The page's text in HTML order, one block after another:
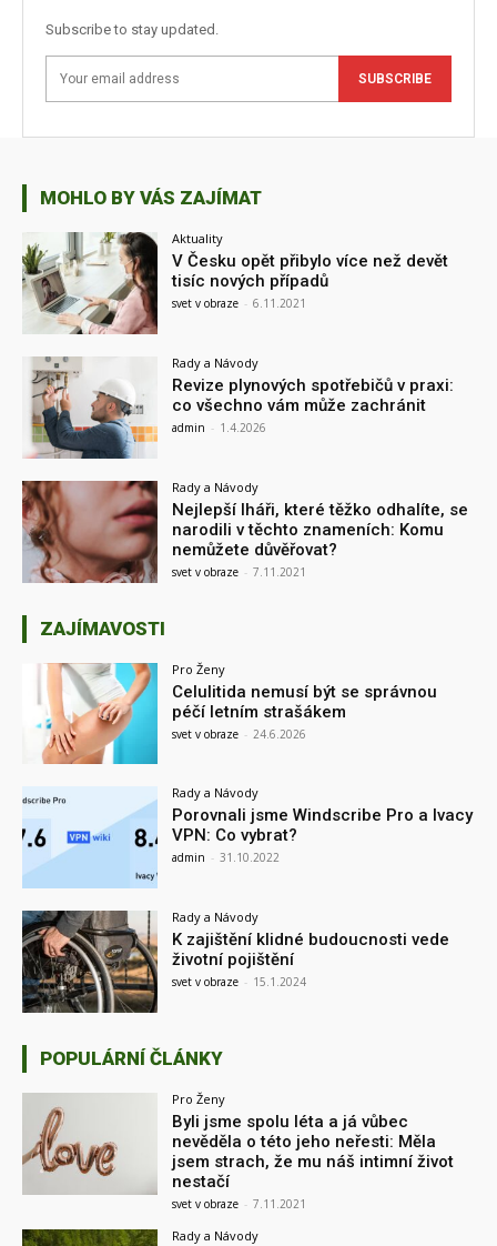
Subscribe to stay updated.
SUBSCRIBE
MOHLO BY VÁS ZAJÍMAT
Aktuality
V Česku opět přibylo více než devět
tisíc nových případů
svet v obraze - 6.11.2021
Rady a Návody
Revize plynových spotřebičů v praxi:
co všechno vám může zachránit
admin - 1.4.2026
Rady a Návody
Nejlepší lháři, které těžko odhalíte, se
narodili v těchto znameních: Komu
nemůžete důvěřovat?
svet v obraze - 7.11.2021
ZAJÍMAVOSTI
Pro Ženy
Celulitida nemusí být se správnou
péčí letním strašákem
svet v obraze - 24.6.2026
Rady a Návody
Porovnali jsme Windscribe Pro a Ivacy
VPN: Co vybrat?
admin - 31.10.2022
Rady a Návody
K zajištění klidné budoucnosti vede
životní pojištění
svet v obraze - 15.1.2024
POPULÁRNÍ ČLÁNKY
Pro Ženy
Byli jsme spolu léta a já vůbec
nevěděla o této jeho neřesti: Měla
jsem strach, že mu náš intimní život
nestačí
svet v obraze - 7.11.2021
Rady a Návody